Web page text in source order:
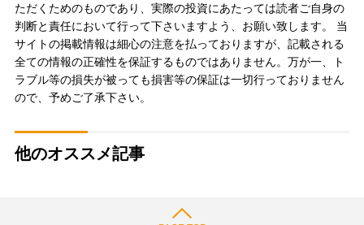
ただくためのものであり、実際の投資にあたっては読者ご自身の
判断と責任において行って下さいますよう、お願い致します。 当
サイトの掲載情報は細心の注意を払っておりますが、記載される
全ての情報の正確性を保証するものではありません。万が一、ト
ラブル等の損失が被っても損害等の保証は一切行っておりません
ので、予めご了承下さい。
他のオススメ記事